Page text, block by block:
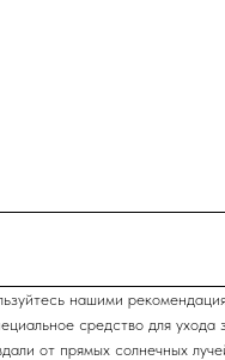
нашими
средство для ухода
от прямых солнечных